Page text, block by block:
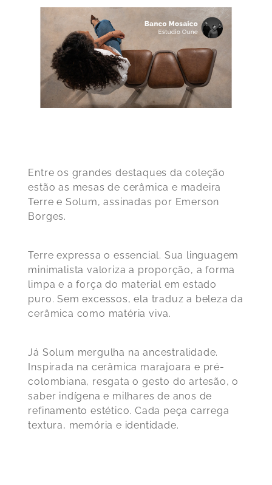
Entre os grandes destaques da coleção
estão as mesas de cerâmica e madeira
Terre e Solum, assinadas por Emerson
Borges.
Terre expressa o essencial. Sua linguagem
minimalista valoriza a proporção, a forma
limpa e a força do material em estado
puro. Sem excessos, ela traduz a beleza da
cerâmica como matéria viva.
Já Solum mergulha na ancestralidade.
Inspirada na cerâmica marajoara e pré-
colombiana, resgata o gesto do artesão, o
saber indígena e milhares de anos de
refinamento estético. Cada peça carrega
textura, memória e identidade.